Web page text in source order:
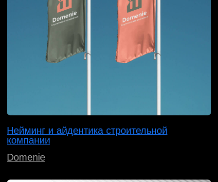
Логотип производителя маталлопроката
Orion Metal